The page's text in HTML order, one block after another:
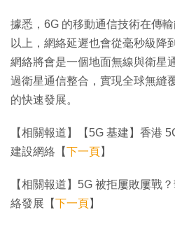
據悉，6G 的移動通信技術在傳
以上，網絡延遲也會從毫秒級降
網絡將會是一個地面無線與衛星
過衛星通信整合，實現全球無縫
的快速發展。
【相關報道】【5G 基建】香港
建設網絡【下一頁】
【相關報道】5G 被拒屢敗屢戰
絡發展【下一頁】